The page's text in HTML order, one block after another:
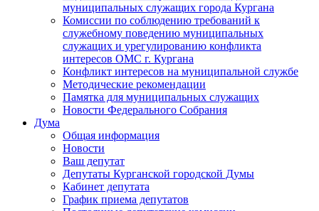
муниципальных служащих города Кургана
Комиссии по соблюдению требований к
служебному поведению муниципальных
служащих и урегулированию конфликта
интересов ОМС г. Кургана
Конфликт интересов на муниципальной службе
Методические рекомендации
Памятка для муниципальных служащих
Новости Федерального Cобрания
Дума
Общая информация
Новости
Ваш депутат
Депутаты Курганской городской Думы
Кабинет депутата
График приема депутатов